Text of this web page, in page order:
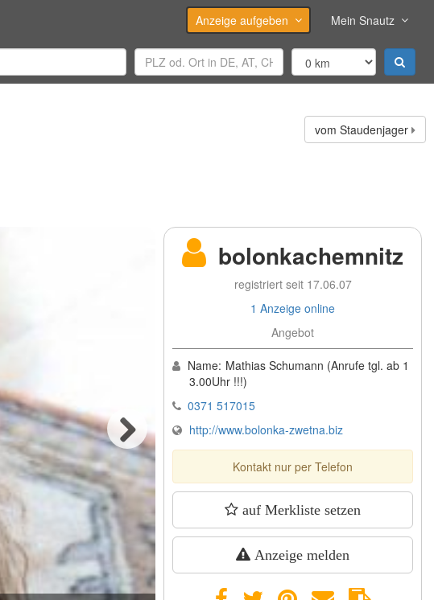
Anzeige aufgeben Mein Snautz
vom Staudenjager
Next
bolonkachemnitz
registriert seit 17.06.07
1 Anzeige online
Angebot
Name: Mathias Schumann (Anrufe tgl. ab 1
3.00Uhr !!!)
0371 517015
http://www.bolonka-zwetna.biz
Kontakt nur per Telefon
auf Merkliste setzen
Anzeige melden